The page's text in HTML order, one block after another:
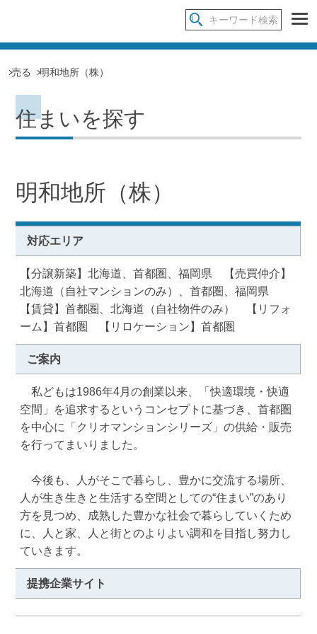
売る 明和地所（株）
住まいを探す
明和地所（株）
対応エリア
【分譲新築】北海道、首都圏、福岡県 【売買仲介】
北海道（自社マンションのみ）、首都圏、福岡県
【賃貸】首都圏、北海道（自社物件のみ） 【リフォ
ーム】首都圏 【リロケーション】首都圏
ご案内
私どもは1986年4月の創業以来、「快適環境・快適
空間」を追求するというコンセプトに基づき、首都圏
を中心に「クリオマンションシリーズ」の供給・販売
を行ってまいりました。
今後も、人がそこで暮らし、豊かに交流する場所、
人が生き生きと生活する空間としての“住まい”のあり
方を見つめ、成熟した豊かな社会で暮らしていくため
に、人と家、人と街とのよりよい調和を目指し努力し
ていきます。
提携企業サイト